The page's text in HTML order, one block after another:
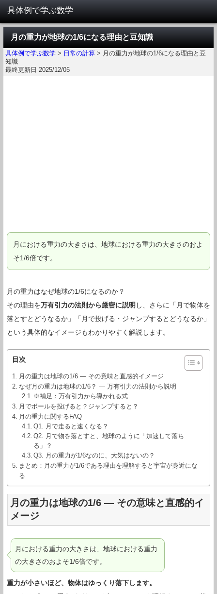
月の重力が地球の1/6になる理由と豆知識
具体例で学ぶ数学 > 日常の計算 > 月の重力が地球の1/6になる理由と豆
知識
最終更新日 2025/12/05
月における重力の大きさは、地球における重力の大きさのおよ
そ1/6倍です。
月の重力はなぜ地球の1/6になるのか？
その理由を万有引力の法則から厳密に説明 し、さらに「月で物体を
落とすとどうなるか」「月で投げる・ジャンプするとどうなるか」
という具体的なイメージもわかりやすく解説します。
目次
月の重力は地球の1/6 ― その意味と直感的イメージ
なぜ月の重力は地球の1/6？ ― 万有引力の法則から説明
※補足：万有引力から導かれる式
月でボールを投げると？ジャンプすると？
月の重力に関するFAQ
Q1. 月で走ると速くなる？
Q2. 月で物を落とすと、地球のように「加速して落ち
る」？
Q3. 月の重力が1/6なのに、大気はないの？
まとめ：月の重力が1/6である理由を理解すると宇宙が身近にな
る
月の重力は地球の1/6 ― その意味と直感的イ
メージ
月における重力の大きさは、地球における重力
の大きさのおよそ1/6倍です。
重力が小さいほど、物体はゆっくり落下します。